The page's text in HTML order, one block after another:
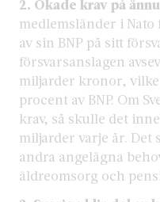
2. Ökade krav på
medlemsländer i
av sin BNP på sitt
försvarsanslagen
miljarder kronor,
procent av BNP. Om
krav, så skulle det
miljarder varje år. Det
andra angelägna
äldreomsorg och